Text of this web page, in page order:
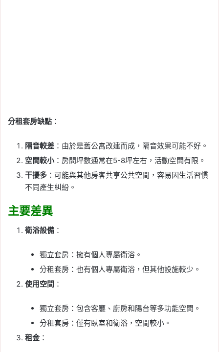
分租套房缺點 ：
隔音較差 ：由於是舊公寓改建而成，隔音效果可能不好。
空間較小：房間坪數通常在5-8坪左右，活動空間有限。
干擾多 ：可能與其他房客共享公共空間，容易因生活習慣
不同產生糾紛。
主要差異
衛浴設備 ：
獨立套房：擁有個人專屬衛浴。
分租套房：也有個人專屬衛浴，但其他設施較少。
使用空間 ：
獨立套房：包含客廳、廚房和陽台等多功能空間。
分租套房：僅有臥室和衛浴，空間較小。
租金：